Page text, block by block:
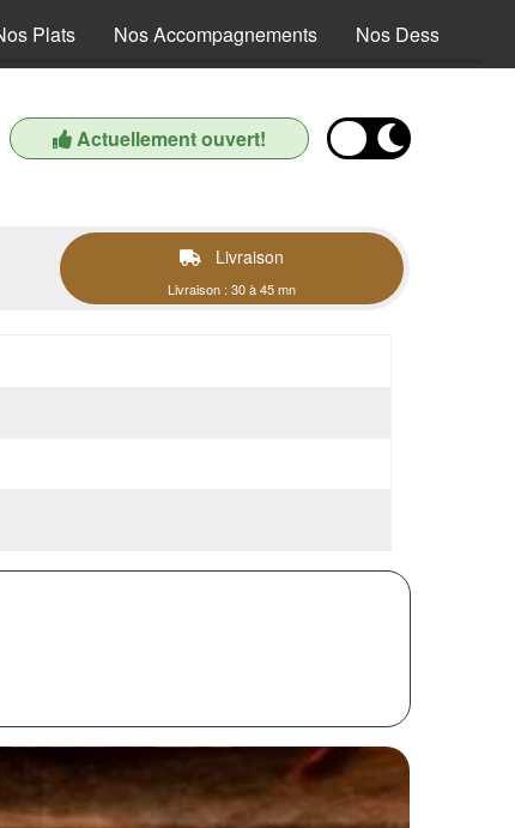
Plats Nos Accompagnements Nos Desserts
Actuellement ouvert!
Livraison
Livraison : 30 à 45 mn